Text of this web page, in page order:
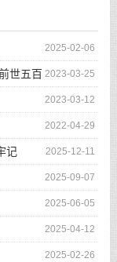
2025-02-06
2023-03-25
世五百
2023-03-12
2022-04-29
2025-12-11
记
2025-09-07
2025-06-05
2025-04-12
2025-02-26